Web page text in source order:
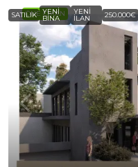
ÖNE ÇIKAN
SATILIK YENI
BINA
YENI
ILAN 250.000€